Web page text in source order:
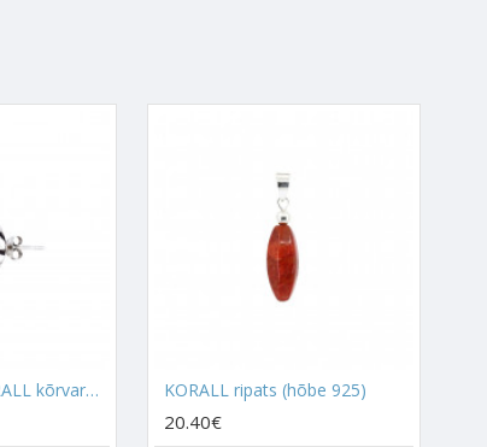
võimet
kellel on pooleli
mõtteid ja näha
või
Kontakti on
oluline abivahend,
KIVISTUNUD KORALL kõrvarõngad pooltäpp (hõbe 925) KORALL ripats (hõbe 925)
20.40€